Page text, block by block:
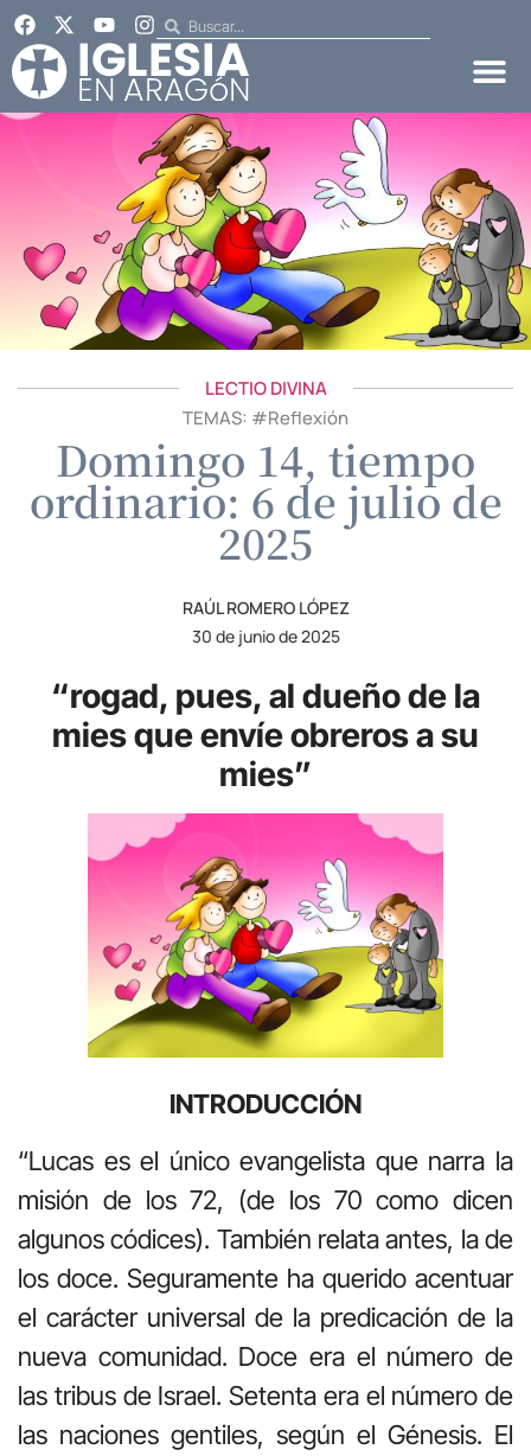
LECTIO DIVINA
TEMAS: #Reflexión
Domingo 14, tiempo
ordinario: 6 de julio de
2025
RAÚL ROMERO LÓPEZ
30 de junio de 2025
“rogad, pues, al dueño de la
mies que envíe obreros a su
mies”
INTRODUCCIÓN
“Lucas es el único evangelista que narra la
misión de los 72, (de los 70 como dicen
algunos códices). También relata antes, la de
los doce. Seguramente ha querido acentuar
el carácter universal de la predicación de la
nueva comunidad. Doce era el número de
las tribus de Israel. Setenta era el número de
las naciones gentiles, según el Génesis. El